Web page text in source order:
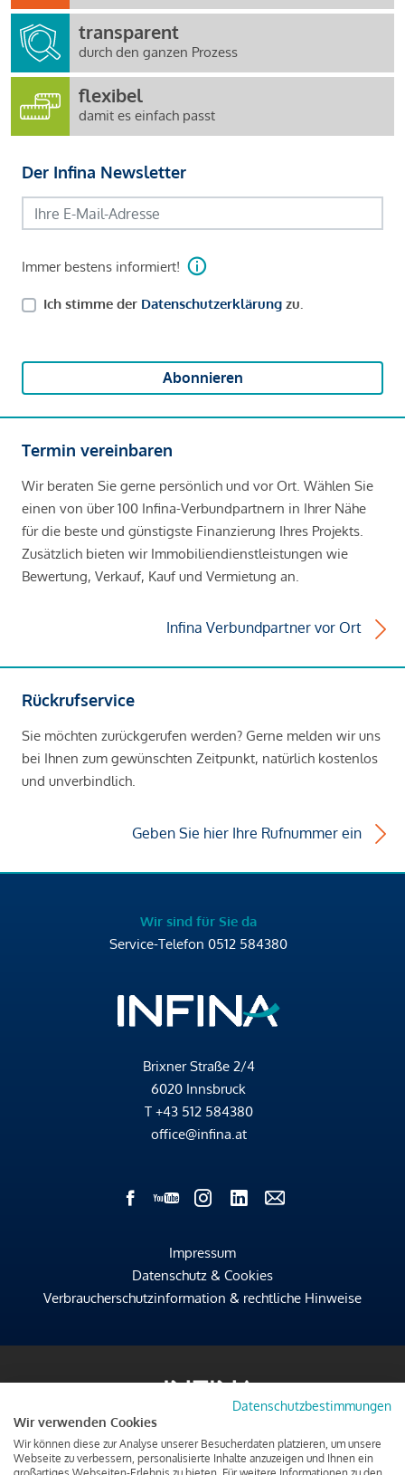
transparent
durch den ganzen Prozess
flexibel
damit es einfach passt
Der Infina Newsletter
Immer bestens informiert!
Ich stimme der Datenschutzerklärung zu.
Abonnieren
Termin vereinbaren
Wir beraten Sie gerne persönlich und vor Ort. Wählen Sie
einen von über 100 Infina-Verbundpartnern in Ihrer Nähe
für die beste und günstigste Finanzierung Ihres Projekts.
Zusätzlich bieten wir Immobiliendienstleistungen wie
Bewertung, Verkauf, Kauf und Vermietung an.
Infina Verbundpartner vor Ort
Rückrufservice
Sie möchten zurückgerufen werden? Gerne melden wir uns
bei Ihnen zum gewünschten Zeitpunkt, natürlich kostenlos
und unverbindlich.
Geben Sie hier Ihre Rufnummer ein
Wir sind für Sie da
Service-Telefon 0512 584380
Brixner Straße 2/4
6020 Innsbruck
T +43 512 584380
office@infina.at
Impressum
Datenschutz & Cookies
Verbraucherschutzinformation & rechtliche Hinweise
Datenschutzbestimmungen
Wir verwenden Cookies
Wir können diese zur Analyse unserer Besucherdaten platzieren, um unsere
Webseite zu verbessern, personalisierte Inhalte anzuzeigen und Ihnen ein